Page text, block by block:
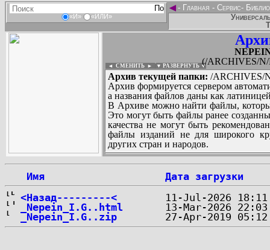
«И» «ИЛИ»
◄- Главная - Сервис-
(/ARCHIVES/N/
◄ СМЕНИТЬ ► ▼ РАЗВЕРНУТЬ ▼
Архив текущей папки: /ARCHIVES/
Архив формируется сервером
а названия файлов даны как
В Архиве можно найти файлы,
Это могут быть файлы ранее
качества не могут быть
файлы изданий не для широкого
других стран и народов.
Имя
Дата загрузки
<Назад---------<
_Nepein_I.G..html
_Nepein_I.G..zip